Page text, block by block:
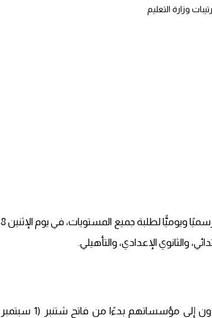
حددت وزارة التربية الوطنية أن العام الدراسي 2025–2026 سينطلق رسميًا ويوميًّا لطلبة جميع المستويات، في يوم الإثنين 8
أطر الإدارة والتدريس (أساتذة، موظفون، هيئات التفتيش): يعودون إلى مؤسساتهم بدءًا من فاتح شتنبر (1 سبتمبر